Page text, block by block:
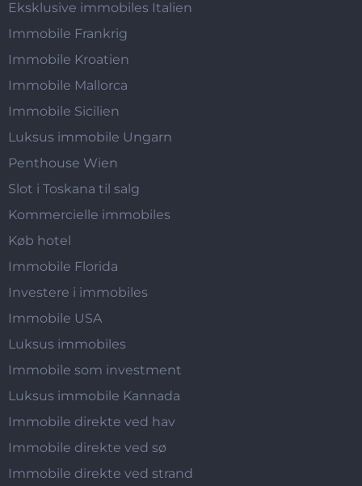
Eksklusive immobiles Italien
Immobile Frankrig
Immobile Kroatien
Immobile Mallorca
Immobile Sicilien
Luksus immobile Ungarn
Penthouse Wien
Slot i Toskana til salg
Kommercielle immobiles
Køb hotel
Immobile Florida
Investere i immobiles
Immobile USA
Luksus immobiles
Immobile som investment
Luksus immobile Kannada
Immobile direkte ved hav
Immobile direkte ved sø
Immobile direkte ved strand